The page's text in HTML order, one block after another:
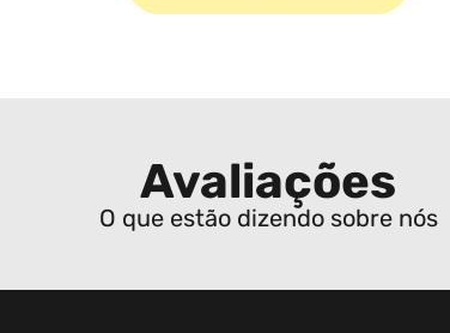
Avaliações
O que estão dizendo sobre nós